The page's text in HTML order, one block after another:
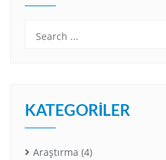
KATEGORILER
Araştırma (4)